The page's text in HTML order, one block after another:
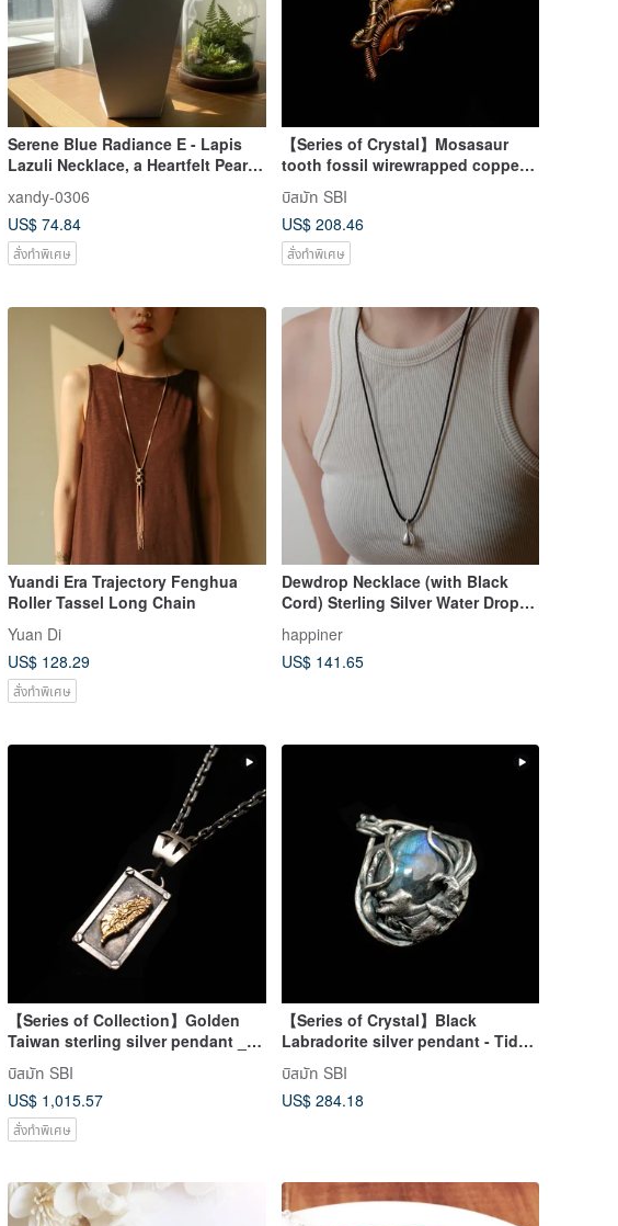
Serene Blue Radiance E - Lapis
Lazuli Necklace, a Heartfelt Pearl
Gift Choice
xandy-0306
US$ 74.84
สั่งทำพิเศษ
【Series of Crystal】Mosasaur
tooth fossil wirewrapped copper
double-sided pendant
บิสมัท SBI
US$ 208.46
สั่งทำพิเศษ
Yuandi Era Trajectory Fenghua
Roller Tassel Long Chain
Yuan Di
US$ 128.29
สั่งทำพิเศษ
Dewdrop Necklace (with Black
Cord) Sterling Silver Water Drop
Pendant Design
happiner
US$ 141.65
【Series of Collection】Golden
Taiwan sterling silver pendant _
บิสมัท SBI
US$ 1,015.57
สั่งทำพิเศษ
【Series of Crystal】Black
Labradorite silver pendant - Tides
บิสมัท SBI
US$ 284.18